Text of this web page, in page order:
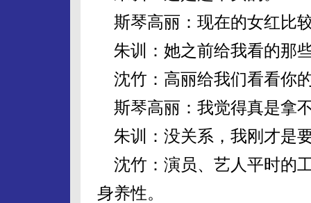
斯琴高丽：现在的女红比
朱训：她之前给我看的那
沈竹：高丽给我们看看你
斯琴高丽：我觉得真是拿
朱训：没关系，我刚才是
沈竹：演员、艺人平时的
身养性。